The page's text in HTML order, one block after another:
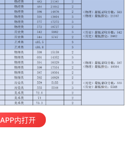
APP内打开